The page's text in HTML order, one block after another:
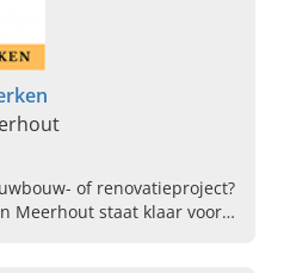
of renovatieproject?
Meerhout staat klaar voor